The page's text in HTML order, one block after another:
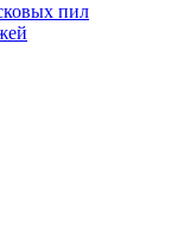
пил